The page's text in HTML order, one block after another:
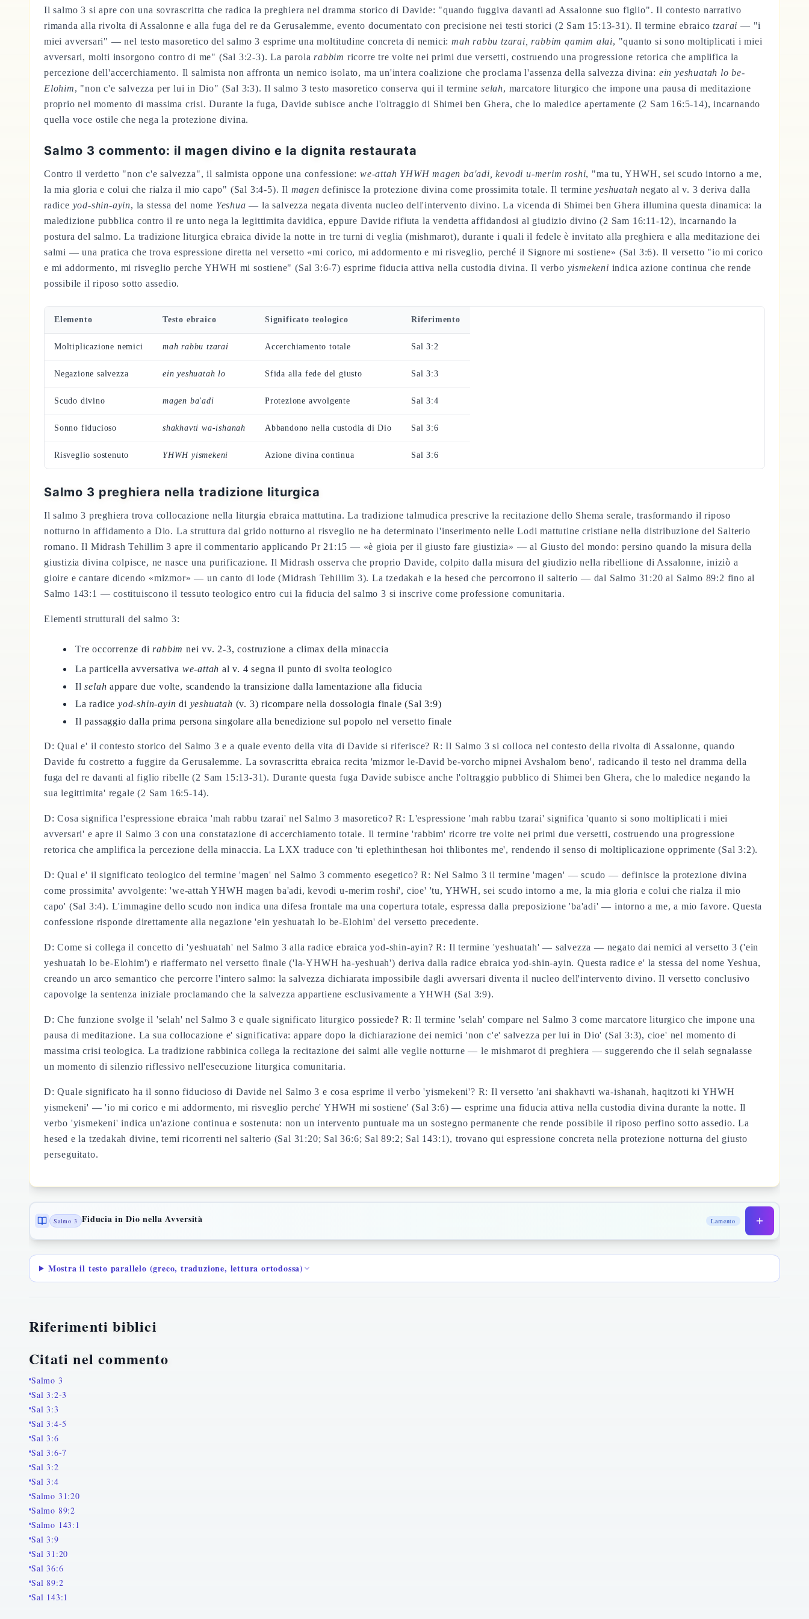
Il salmo 3 si apre con una sovrascritta che radica la preghiera nel dramma storico di Davide: "quando fuggiva davanti ad Assalonne suo figlio". Il contesto narrativo
rimanda alla rivolta di Assalonne e alla fuga del re da Gerusalemme, evento documentato con precisione nei testi storici (2 Sam 15:13-31). Il termine ebraicotzarai — "i
miei avversari" — nel testo masoretico del salmo 3 esprime una moltitudine concreta di nemici: mah rabbu tzarai, rabbim qamim alai, "quanto si sono moltiplicati i miei
avversari, molti insorgono contro di me" (Sal 3:2-3). La parola rabbim ricorre tre volte nei primi due versetti, costruendo una progressione retorica che amplifica la
percezione dell'accerchiamento. Il salmista non affronta un nemico isolato, ma un'intera coalizione che proclama l'assenza della salvezza divina: ein yeshuatah lo be-
Elohim, "non c'e salvezza per lui in Dio" (Sal 3:3). Il salmo 3 testo masoretico conserva qui il termineselah, marcatore liturgico che impone una pausa di meditazione
proprio nel momento di massima crisi. Durante la fuga, Davide subisce anche l'oltraggio di Shimei ben Ghera, che lo maledice apertamente (2 Sam 16:5-14), incarnando
quella voce ostile che nega la protezione divina.
Salmo 3 commento: il magen divino e la dignita restaurata
Contro il verdetto "non c'e salvezza", il salmista oppone una confessione: we-attah YHWH magen ba'adi, kevodi u-merim roshi, "ma tu, YHWH, sei scudo intorno a me,
la mia gloria e colui che rialza il mio capo" (Sal 3:4-5). Il magen definisce la protezione divina come prossimita totale. Il termineyeshuatah negato al v. 3 deriva dalla
radice yod-shin-ayin, la stessa del nome Yeshua — la salvezza negata diventa nucleo dell'intervento divino. La vicenda di Shimei ben Ghera illumina questa dinamica: la
maledizione pubblica contro il re unto nega la legittimita davidica, eppure Davide rifiuta la vendetta affidandosi al giudizio divino (2 Sam 16:11-12), incarnando la
postura del salmo. La tradizione liturgica ebraica divide la notte in tre turni di veglia (mishmarot), durante i quali il fedele è invitato alla preghiera e alla meditazione dei
salmi — una pratica che trova espressione diretta nel versetto «mi corico, mi addormento e mi risveglio, perché il Signore mi sostiene» (Sal 3:6). Il versetto "io mi corico
e mi addormento, mi risveglio perche YHWH mi sostiene" (Sal 3:6-7) esprime fiducia attiva nella custodia divina. Il verbo yismekeni indica azione continua che rende
possibile il riposo sotto assedio.
Elemento Testo ebraico Significato teologico Riferimento
Moltiplicazione nemici mah rabbu tzarai Accerchiamento totale Sal 3:2
Negazione salvezza ein yeshuatah lo Sfida alla fede del giusto Sal 3:3
Scudo divino magen ba'adi Protezione avvolgente Sal 3:4
Sonno fiducioso shakhavti wa-ishanah Abbandono nella custodia di Dio Sal 3:6
Risveglio sostenuto YHWH yismekeni Azione divina continua Sal 3:6
Salmo 3 preghiera nella tradizione liturgica
Il salmo 3 preghiera trova collocazione nella liturgia ebraica mattutina. La tradizione talmudica prescrive la recitazione dello Shema serale, trasformando il riposo
notturno in affidamento a Dio. La struttura dal grido notturno al risveglio ne ha determinato l'inserimento nelle Lodi mattutine cristiane nella distribuzione del Salterio
romano. Il Midrash Tehillim 3 apre il commentario applicando Pr 21:15 — «è gioia per il giusto fare giustizia» — al Giusto del mondo: persino quando la misura della
giustizia divina colpisce, ne nasce una purificazione. Il Midrash osserva che proprio Davide, colpito dalla misura del giudizio nella ribellione di Assalonne, iniziò a
gioire e cantare dicendo «mizmor» — un canto di lode (Midrash Tehillim 3). La tzedakah e la hesed che percorrono il salterio — dal Salmo 31:20 al Salmo 89:2 fino al
Salmo 143:1 — costituiscono il tessuto teologico entro cui la fiducia del salmo 3 si inscrive come professione comunitaria.
Elementi strutturali del salmo 3:
Tre occorrenze dirabbim nei vv. 2-3, costruzione a climax della minaccia
La particella avversativa we-attah al v. 4 segna il punto di svolta teologico
Ilselah appare due volte, scandendo la transizione dalla lamentazione alla fiducia
La radice yod-shin-ayin di yeshuatah (v. 3) ricompare nella dossologia finale (Sal 3:9)
Il passaggio dalla prima persona singolare alla benedizione sul popolo nel versetto finale
D: Qual e' il contesto storico del Salmo 3 e a quale evento della vita di Davide si riferisce? R: Il Salmo 3 si colloca nel contesto della rivolta di Assalonne, quando
Davide fu costretto a fuggire da Gerusalemme. La sovrascritta ebraica recita 'mizmor le-David be-vorcho mipnei Avshalom beno', radicando il testo nel dramma della
fuga del re davanti al figlio ribelle (2 Sam 15:13-31). Durante questa fuga Davide subisce anche l'oltraggio pubblico di Shimei ben Ghera, che lo maledice negando la
sua legittimita' regale (2 Sam 16:5-14).
D: Cosa significa l'espressione ebraica 'mah rabbu tzarai' nel Salmo 3 masoretico? R: L'espressione 'mah rabbu tzarai' significa 'quanto si sono moltiplicati i miei
avversari' e apre il Salmo 3 con una constatazione di accerchiamento totale. Il termine 'rabbim' ricorre tre volte nei primi due versetti, costruendo una progressione
retorica che amplifica la percezione della minaccia. La LXX traduce con 'ti eplethinthesan hoi thlibontes me', rendendo il senso di moltiplicazione opprimente (Sal 3:2).
D: Qual e' il significato teologico del termine 'magen' nel Salmo 3 commento esegetico? R: Nel Salmo 3 il termine 'magen' — scudo — definisce la protezione divina
come prossimita' avvolgente: 'we-attah YHWH magen ba'adi, kevodi u-merim roshi', cioe' 'tu, YHWH, sei scudo intorno a me, la mia gloria e colui che rialza il mio
capo' (Sal 3:4). L'immagine dello scudo non indica una difesa frontale ma una copertura totale, espressa dalla preposizione 'ba'adi' — intorno a me, a mio favore. Questa
confessione risponde direttamente alla negazione 'ein yeshuatah lo be-Elohim' del versetto precedente.
D: Come si collega il concetto di 'yeshuatah' nel Salmo 3 alla radice ebraica yod-shin-ayin? R: Il termine 'yeshuatah' — salvezza — negato dai nemici al versetto 3 ('ein
yeshuatah lo be-Elohim') e riaffermato nel versetto finale ('la-YHWH ha-yeshuah') deriva dalla radice ebraica yod-shin-ayin. Questa radice e' la stessa del nome Yeshua,
creando un arco semantico che percorre l'intero salmo: la salvezza dichiarata impossibile dagli avversari diventa il nucleo dell'intervento divino. Il versetto conclusivo
capovolge la sentenza iniziale proclamando che la salvezza appartiene esclusivamente a YHWH (Sal 3:9).
D: Che funzione svolge il 'selah' nel Salmo 3 e quale significato liturgico possiede? R: Il termine 'selah' compare nel Salmo 3 come marcatore liturgico che impone una
pausa di meditazione. La sua collocazione e' significativa: appare dopo la dichiarazione dei nemici 'non c'e' salvezza per lui in Dio' (Sal 3:3), cioe' nel momento di
massima crisi teologica. La tradizione rabbinica collega la recitazione dei salmi alle veglie notturne — le mishmarot di preghiera — suggerendo che il selah segnalasse
un momento di silenzio riflessivo nell'esecuzione liturgica comunitaria.
D: Quale significato ha il sonno fiducioso di Davide nel Salmo 3 e cosa esprime il verbo 'yismekeni'? R: Il versetto 'ani shakhavti wa-ishanah, haqitzoti ki YHWH
yismekeni' — 'io mi corico e mi addormento, mi risveglio perche' YHWH mi sostiene' (Sal 3:6) — esprime una fiducia attiva nella custodia divina durante la notte. Il
verbo 'yismekeni' indica un'azione continua e sostenuta: non un intervento puntuale ma un sostegno permanente che rende possibile il riposo perfino sotto assedio. La
hesed e la tzedakah divine, temi ricorrenti nel salterio (Sal 31:20; Sal 36:6; Sal 89:2; Sal 143:1), trovano qui espressione concreta nella protezione notturna del giusto
perseguitato.
Salmo 3 Fiducia in Dio nella Avversità Lamento
Mostra il testo parallelo (greco, traduzione, lettura ortodossa)
Riferimenti biblici
Citati nel commento
Salmo 3
Sal 3:2-3
Sal 3:3
Sal 3:4-5
Sal 3:6
Sal 3:6-7
Sal 3:2
Sal 3:4
Salmo 31:20
Salmo 89:2
Salmo 143:1
Sal 3:9
Sal 31:20
Sal 36:6
Sal 89:2
Sal 143:1